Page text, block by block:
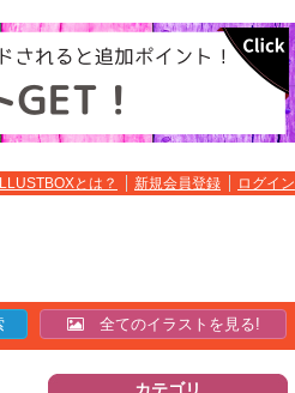
ILLUSTBOXとは？ 新規会員登録 ログイン
全てのイラストを見る!